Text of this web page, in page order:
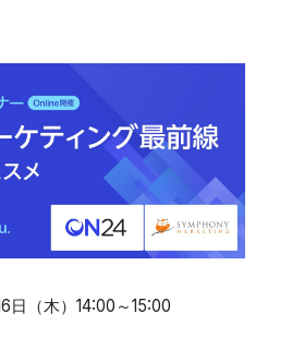
日（木）14:00～15:00